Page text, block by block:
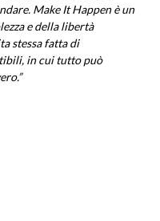
Make It Happen è un
e della libertà
stessa fatta di
in cui tutto può